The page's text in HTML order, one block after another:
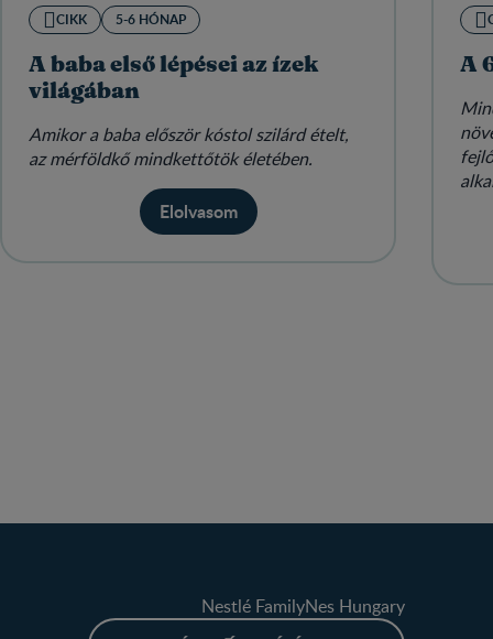
CIKK 5-6 HÓNAP
A baba első lépései az ízek
világában
Amikor a baba először kóstol szilárd ételt,
az mérföldkő mindkettőtök életében.
Elolvasom
A
Nestlé FamilyNes Hungary